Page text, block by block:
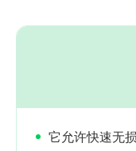
它允许快速无